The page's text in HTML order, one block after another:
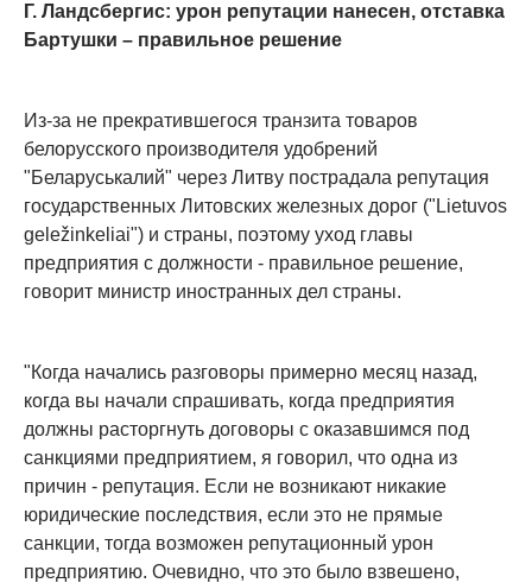
Г. Ландсбергис: урон репутации нанесен, отставка
Бартушки – правильное решение
Из-за не прекратившегося транзита товаров
белорусского производителя удобрений
"Беларуськалий" через Литву пострадала репутация
государственных Литовских железных дорог ("Lietuvos
geležinkeliai") и страны, поэтому уход главы
предприятия с должности - правильное решение,
говорит министр иностранных дел страны.
"Когда начались разговоры примерно месяц назад,
когда вы начали спрашивать, когда предприятия
должны расторгнуть договоры с оказавшимся под
санкциями предприятием, я говорил, что одна из
причин - репутация. Если не возникают никакие
юридические последствия, если это не прямые
санкции, тогда возможен репутационный урон
предприятию. Очевидно, что это было взвешено,